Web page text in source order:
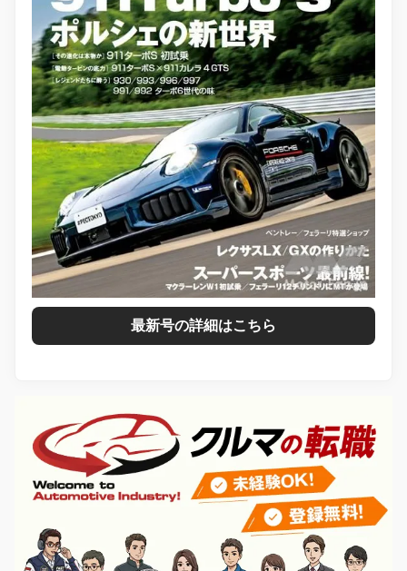
最新号の詳細はこちら